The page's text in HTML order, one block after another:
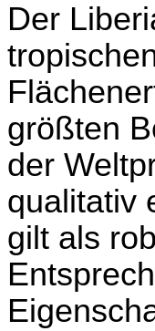
Der
größten
der
qualitativ
gilt als